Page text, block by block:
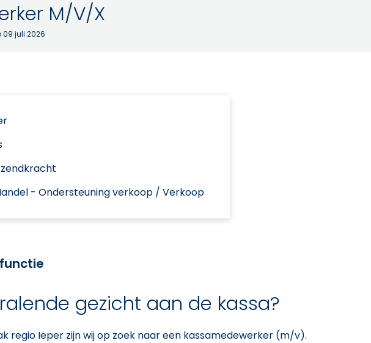
M/V/X
09 juli 2026
- Ondersteuning verkoop / Verkoop
gezicht aan de kassa?
regio Ieper zijn wij op zoek naar een kassamedewerker (m/v).